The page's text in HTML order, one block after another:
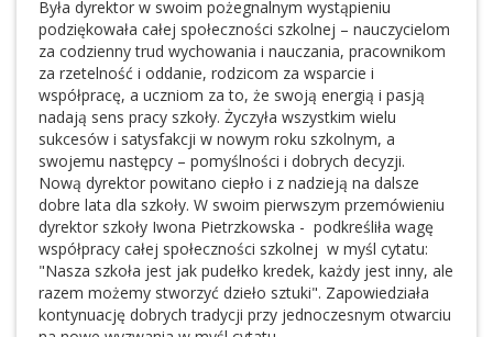
Była dyrektor w swoim pożegnalnym wystąpieniu
podziękowała całej społeczności szkolnej – nauczycielom
za codzienny trud wychowania i nauczania, pracownikom
za rzetelność i oddanie, rodzicom za wsparcie i
współpracę, a uczniom za to, że swoją energią i pasją
nadają sens pracy szkoły. Życzyła wszystkim wielu
sukcesów i satysfakcji w nowym roku szkolnym, a
swojemu następcy – pomyślności i dobrych decyzji.
Nową dyrektor powitano ciepło i z nadzieją na dalsze
dobre lata dla szkoły. W swoim pierwszym przemówieniu
dyrektor szkoły Iwona Pietrzkowska - podkreśliła wagę
współpracy całej społeczności szkolnej w myśl cytatu:
"Nasza szkoła jest jak pudełko kredek, każdy jest inny, ale
razem możemy stworzyć dzieło sztuki". Zapowiedziała
kontynuację dobrych tradycji przy jednoczesnym otwarciu